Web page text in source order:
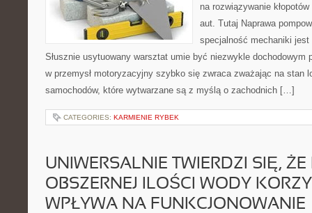
na rozwiązywanie
aut. Tutaj Naprawa
specjalność mechaniki jest
Słusznie usytuowany warsztat umie być niezwykle dochodowym
w przemysł motoryzacyjny szybko się zwraca zważając na stan
samochodów, które wytwarzane są z myślą o zachodnich […]
CATEGORIES: KARMIENIE RYBEK
UNIWERSALNIE TWIERDZI SIĘ, ŻE
OBSZERNEJ ILOŚCI WODY
WPŁYWA NA FUNKCJONOWANIE